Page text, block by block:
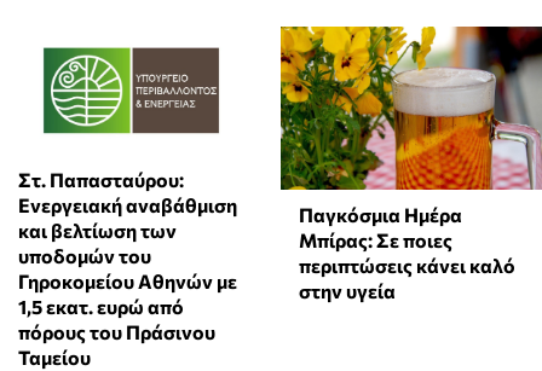
Στ. Παπασταύρου:
Ενεργειακή αναβάθμιση
και βελτίωση των
υποδομών του
Γηροκομείου Αθηνών με
1,5 εκατ. ευρώ από
πόρους του Πράσινου
Ταμείου
Παγκόσμια Ημέρα
Μπίρας: Σε ποιες
περιπτώσεις κάνει καλό
στην υγεία